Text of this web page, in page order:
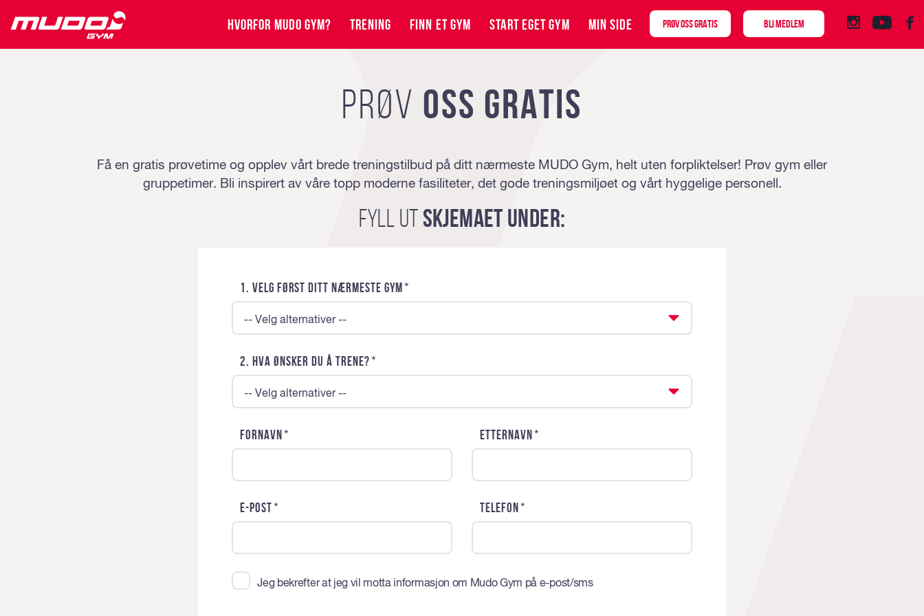
HVORFOR MUDO GYM? TRENING FINN ET GYM START EGET GYM MIN SIDE PRØV OSS GRATIS BLI MEDLEM
PRØV OSS GRATIS
Få en gratis prøvetime og opplev vårt brede treningstilbud på ditt nærmeste MUDO Gym, helt uten forpliktelser! Prøv gym eller
gruppetimer. Bli inspirert av våre topp moderne fasiliteter, det gode treningsmiljøet og vårt hyggelige personell.
Fyll utskjemaet under:
1. Velg først ditt nærmeste gym *
-- Velg alternativer --
2. Hva ønsker du å trene?*
-- Velg alternativer --
Fornavn * Etternavn *
E-post* Telefon *
Jeg bekrefter at jeg vil motta informasjon om Mudo Gym på e-post/sms